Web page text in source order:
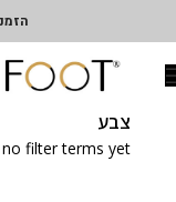
הזמנה מעל
צבע
filter terms yet